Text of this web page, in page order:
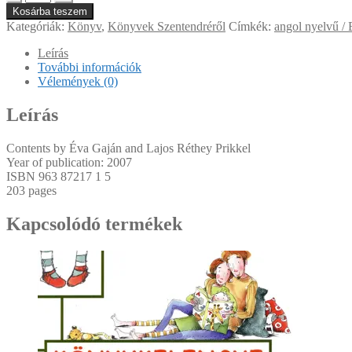
Day
in
Szentendre
mennyiség
Kosárba teszem
Kategóriák: Könyv, Könyvek Szentendréről Címkék: angol nyelvű /
Leírás
További információk
Vélemények (0)
Leírás
Contents by Éva Gaján and Lajos Réthey Prikkel
Year of publication: 2007
ISBN 963 87217 1 5
203 pages
Kapcsolódó termékek